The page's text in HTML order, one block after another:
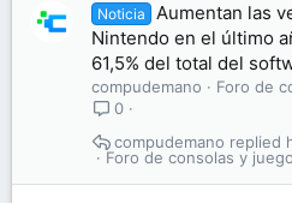
Noticia
Aumentan las
Nintendo en el último
61,5% del total del
compudemano
Foro de
0
Foro de consolas y
compudemano